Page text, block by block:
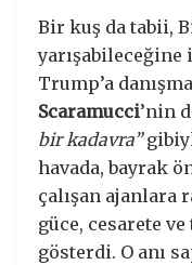
Bir kuş da tabii,
yarışabileceğine
Trump’a
Scaramucci’nin
bir kadavra”
havada, bayrak
çalışan ajanlara
güce, cesarete
gösterdi. O anı